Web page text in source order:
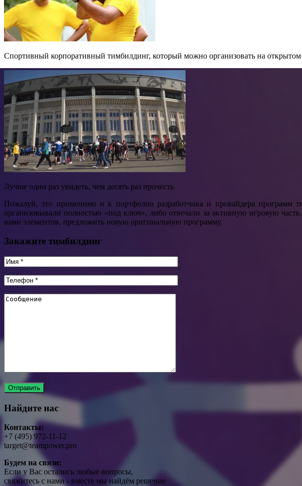
Спортивный корпоративный тимбилдинг, который можно организовать на открытом
Лучше один раз увидеть, чем десять раз прочесть
Пожалуй, это применимо и к портфолио разработчика и провайдера
организовывали полностью «под ключ», либо отвечали за активную игровую
вами элементов, предложить новую оригинальную программу.
Закажите тимбилдинг
Найдите нас
Контакты:
+7 (495) 972-11-12
target@teampower.pro
Будем на связи:
Если у Вас остались любые вопросы,
свяжитесь с нами - вместе мы найдём решение